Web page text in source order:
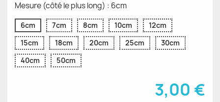
Mesure (côté le plus long) : 6cm
6cm 7cm 8cm 10cm
12cm
15cm
18cm 20cm 25cm
30cm
40cm
50cm
3,00 €